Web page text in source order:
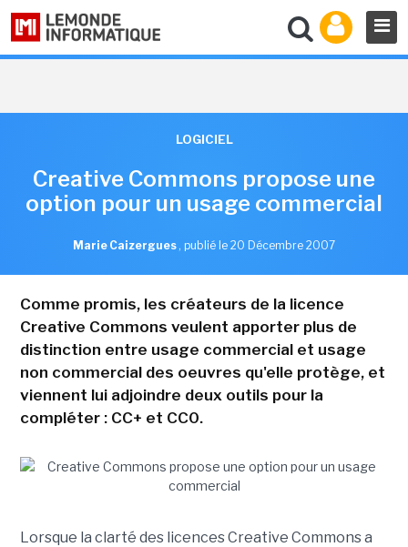
LOGICIEL
Creative Commons propose une
option pour un usage commercial
Marie Caizergues , publié le 20 Décembre 2007
Comme promis, les créateurs de la licence
Creative Commons veulent apporter plus de
distinction entre usage commercial et usage
non commercial des oeuvres qu'elle protège, et
viennent lui adjoindre deux outils pour la
compléter : CC+ et CC0.
Lorsque la clarté des licences Creative Commons a